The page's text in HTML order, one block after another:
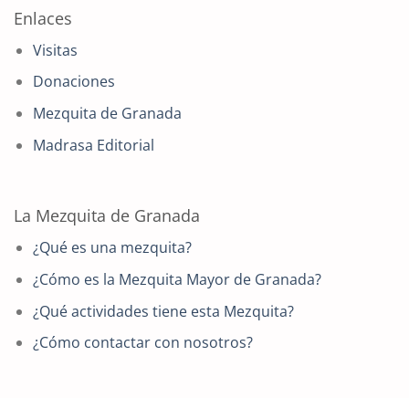
Enlaces
Visitas
Donaciones
Mezquita de Granada
Madrasa Editorial
La Mezquita de Granada
¿Qué es una mezquita?
¿Cómo es la Mezquita Mayor de Granada?
¿Qué actividades tiene esta Mezquita?
¿Cómo contactar con nosotros?